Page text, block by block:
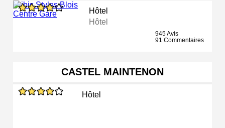
Hôtel
Hôtel
945 Avis
91 Commentaires
CASTEL MAINTENON
Hôtel